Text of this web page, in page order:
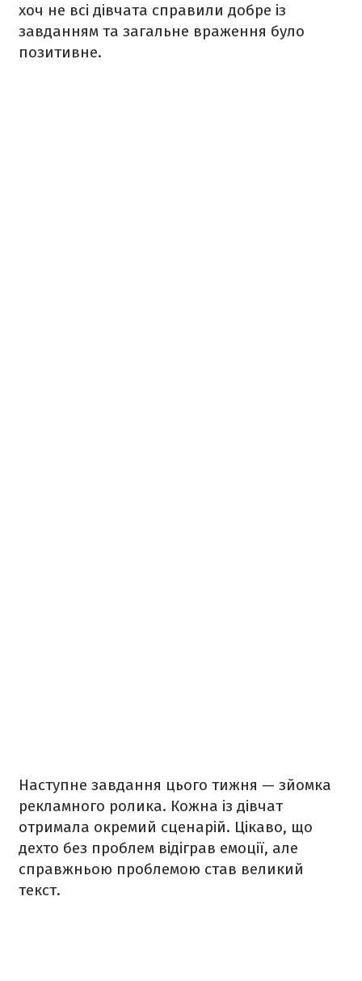
хоч не всі дівчата справили добре із
завданням та загальне враження було
позитивне.
Наступне завдання цього тижня — зйомка
рекламного ролика. Кожна із дівчат
отримала окремий сценарій. Цікаво, що
дехто без проблем відіграв емоції, але
справжньою проблемою став великий
текст.